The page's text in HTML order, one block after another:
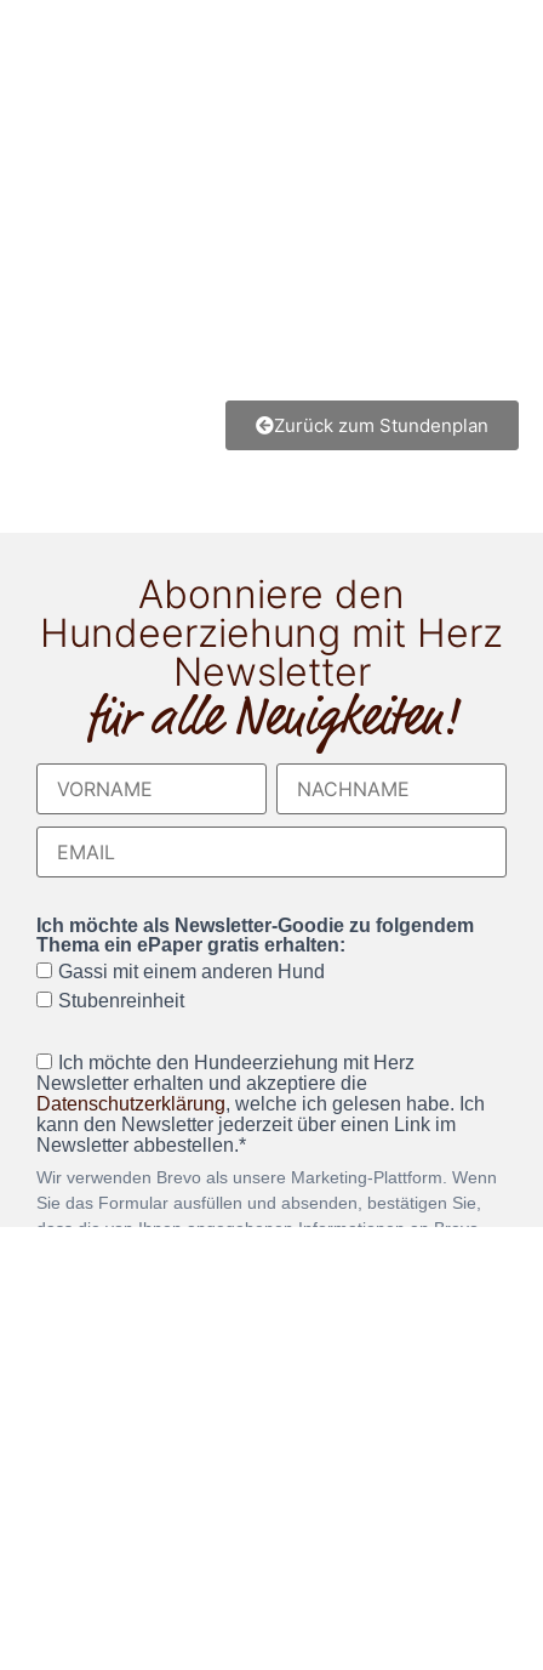
Zurück zum Stundenplan
Abonniere den
Hundeerziehung mit Herz
Newsletter
für alle Neuigkeiten!
Ich möchte als Newsletter-Goodie zu folgendem
Thema ein ePaper gratis erhalten:
Gassi mit einem anderen Hund
Stubenreinheit
Ich möchte den Hundeerziehung mit Herz
Newsletter erhalten und akzeptiere die
Datenschutzerklärung, welche ich gelesen habe. Ich
kann den Newsletter jederzeit über einen Link im
Newsletter abbestellen.*
Wir verwenden Brevo als unsere Marketing-Plattform. Wenn
Sie das Formular ausfüllen und absenden, bestätigen Sie,
dass die von Ihnen angegebenen Informationen an Brevo